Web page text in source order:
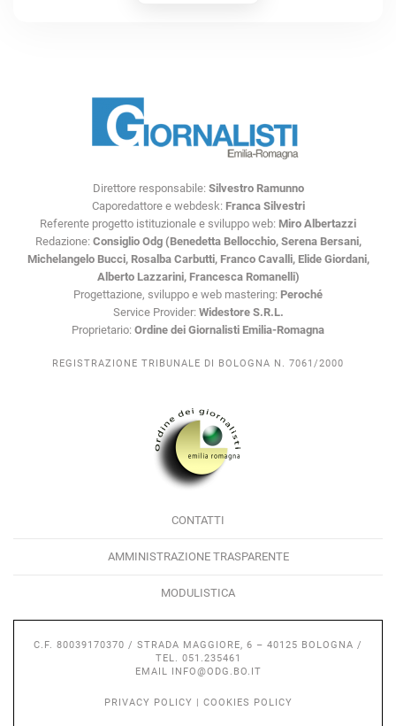
Direttore responsabile: Silvestro Ramunno
Caporedattore e webdesk: Franca Silvestri
Referente progetto istituzionale e sviluppo web: Miro Albertazzi
Redazione: Consiglio Odg (Benedetta Bellocchio, Serena Bersani,
Michelangelo Bucci, Rosalba Carbutti, Franco Cavalli, Elide Giordani,
Alberto Lazzarini, Francesca Romanelli)
Progettazione, sviluppo e web mastering: Peroché
Service Provider: Widestore S.R.L.
Proprietario: Ordine dei Giornalisti Emilia-Romagna
REGISTRAZIONE TRIBUNALE DI BOLOGNA N. 7061/2000
CONTATTI
AMMINISTRAZIONE TRASPARENTE
MODULISTICA
C.F. 80039170370 / STRADA MAGGIORE, 6 – 40125 BOLOGNA /
TEL. 051.235461
EMAIL
INFO@ODG.BO.IT
PRIVACY POLICY COOKIES POLICY